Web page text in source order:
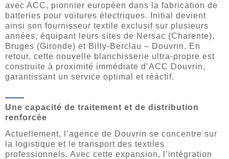
avec ACC, pionnier européen dans la fabrication de
batteries pour voitures électriques. Initial devient
ainsi son fournisseur textile exclusif sur plusieurs
années, équipant leurs sites de Nersac (Charente),
Bruges (Gironde) et Billy-Berclau – Douvrin. En
retour, cette nouvelle blanchisserie ultra-propre est
construite à proximité immédiate d’ACC Douvrin,
garantissant un service optimal et réactif.
Une capacité de traitement et de distribution
renforcée
Actuellement, l’agence de Douvrin se concentre sur
la logistique et le transport des textiles
professionnels. Avec cette expansion, l’intégration